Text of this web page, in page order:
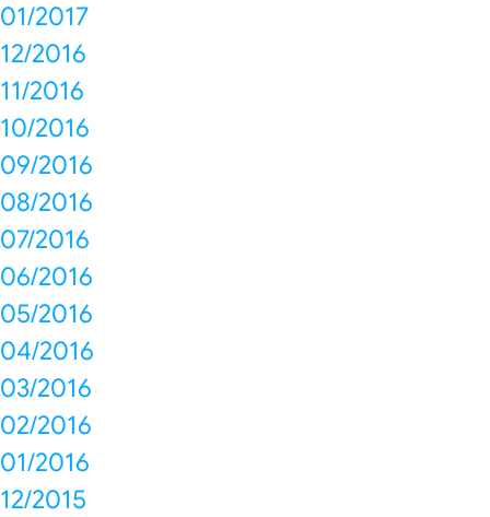
01/2017
12/2016
11/2016
10/2016
09/2016
08/2016
07/2016
06/2016
05/2016
04/2016
03/2016
02/2016
01/2016
12/2015